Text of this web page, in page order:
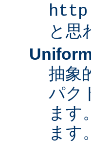
と思
抽象
パク
ます
ます。